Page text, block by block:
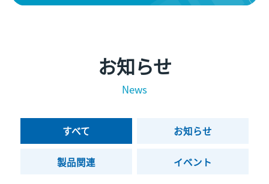
お知らせ
News
すべて お知らせ
製品関連 イベント